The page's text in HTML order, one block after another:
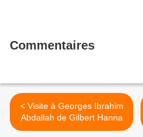
Commentaires
< Visite à Georges Ibrahim
Abdallah de Gilbert Hanna